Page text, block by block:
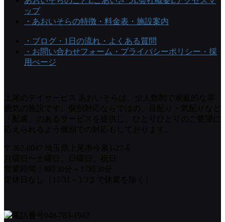
ップ
・あおいそらの特徴 ・料金表 ・施設案内
・ブログ ・1日の流れ ・よくある質問
・お問い合わせフォーム ・プライバシーポリシー ・採
用ぺージ